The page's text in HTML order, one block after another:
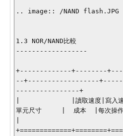
.. image:: /NAND flash.JPG
1.3 NOR/NAND比較
------------------
+-------------+--------
--+------------------
----------------+
|             |讀取速度|寫入速
單元尺寸     |  成本  |每次操作